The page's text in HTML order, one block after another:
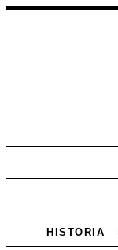
HISTORIA